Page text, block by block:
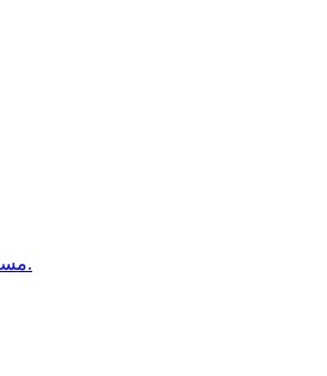
مستقیماً با مدرس گفتگو کنید.